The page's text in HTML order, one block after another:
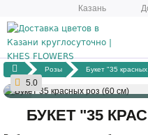
Казань
Розы Букет "35
5.0
БУКЕТ "35